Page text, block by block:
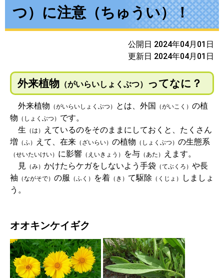
つ）に注意（ちゅうい）！
公開日 2024年04月01日
更新日 2024年04月01日
外来植物 （がいらいしょくぶつ） ってなに？
外来植物 （がいらいしょくぶつ） とは、外国 （がいこく） の植
物 （しょくぶつ） です。
生 （は）
えているのをそのままにしておくと、たくさん
増 （ふ） えて、在来 （ざいらい） の植物 （しょくぶつ） の生態系
（せいたいけい） に影響 （えいきょう） を与 （あた）
えます。
見 （み） かけたらケガをしないよう手袋 （てぶくろ） や長
袖 （ながそで） の服 （ふく） を着 （き） て駆除 （くじょ）
しましょ
う。
オオキンケイギク